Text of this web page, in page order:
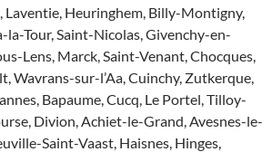
Laventie, Heuringhem, Billy-Montigny,
la-Tour, Saint-Nicolas, Givenchy-en-
Lens, Marck, Saint-Venant, Chocques,
Wavrans-sur-l’Aa, Cuinchy, Zutkerque,
Bapaume, Cucq, Le Portel, Tilloy-
Divion, Achiet-le-Grand, Avesnes-le-
Saint-Vaast, Haisnes, Hinges,